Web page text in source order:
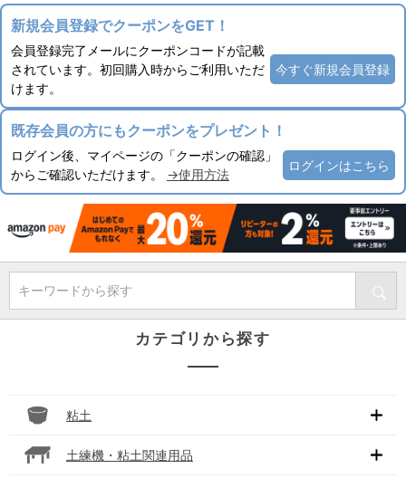
新規会員登録でクーポンをGET！
会員登録完了メールにクーポンコードが記載
されています。初回購入時からご利用いただ
けます。
今すぐ新規会員登録
既存会員の方にもクーポンをプレゼント！
ログイン後、マイページの「クーポンの確認」
からご確認いただけます。 →使用方法
ログインはこちら
キーワードから探す
カテゴリから探す
粘土
土練機・粘土関連用品